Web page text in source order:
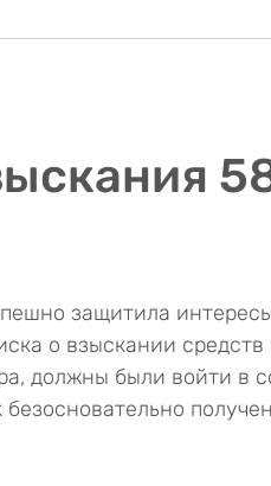
защитила
о взыскании средств
должны были войти в